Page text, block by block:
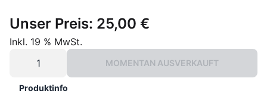
Unser Preis: 25,00 €
Inkl. 19 % MwSt.
MOMENTAN AUSVERKAUFT
Produktinfo